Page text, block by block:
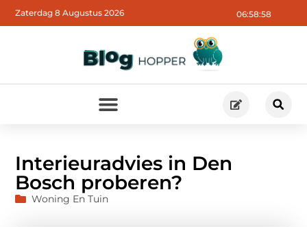
06:58:59
Zaterdag 8 Augustus 2026
Interieuradvies in Den
Bosch proberen?
Woning En Tuin